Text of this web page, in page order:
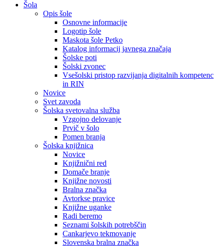
Šola
Opis šole
Osnovne informacije
Logotip šole
Maskota šole Petko
Katalog informacij javnega značaja
Šolske poti
Šolski zvonec
Vsešolski pristop razvijanja digitalnih kompetenc
in RIN
Novice
Svet zavoda
Šolska svetovalna služba
Vzgojno delovanje
Prvič v šolo
Pomen branja
Šolska knjižnica
Novice
Knjižnični red
Domače branje
Knjižne novosti
Bralna značka
Avtorkse pravice
Knjižne uganke
Radi beremo
Seznami šolskih potrebščin
Cankarjevo tekmovanje
Slovenska bralna značka